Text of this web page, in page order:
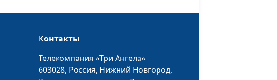
Спасется ли человек,
евангельскую весть?
Александр Синицын,
#53
Обязан ли
христианин вести
Александр Синицын,
священнослужитель
Контакты
Телекомпания «Три Ангела»
603028, Россия, Нижний Новгород,